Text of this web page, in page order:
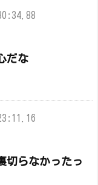
だな
切らなかったっ